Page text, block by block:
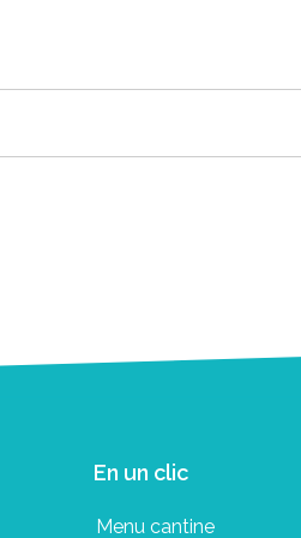
En un clic
Menu cantine